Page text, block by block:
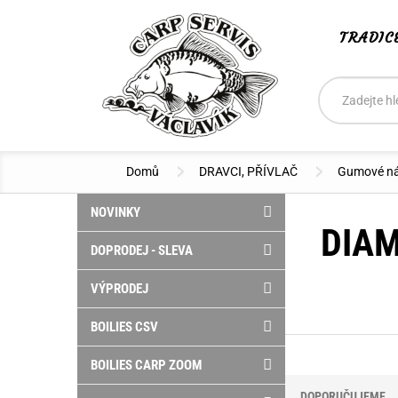
Vyhledávání
Hledat
Domů DRAVCI, PŘÍVLAČ Gumové
NOVINKY
DOPRODEJ - SLEVA
VÝPRODEJ
BOILIES CSV
BOILIES CARP ZOOM